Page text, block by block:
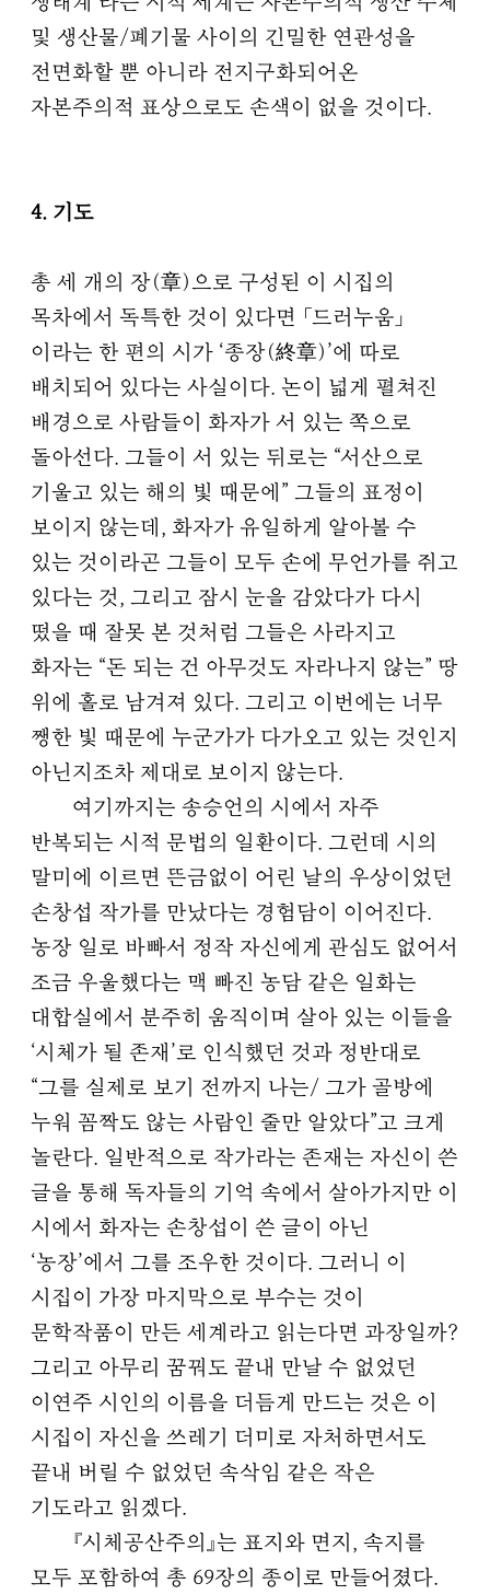
및 생산물/폐기물 사이의 긴밀한 연관성을
전면화할 뿐 아니라 전지구화되어온
자본주의적 표상으로도 손색이 없을 것이다.
4. 기도
총 세 개의 장(章)으로 구성된 이 시집의
목차에서 독특한 것이 있다면 「드러누움」
이라는 한 편의 시가 ‘종장(終章)’에 따로
배치되어 있다는 사실이다. 논이 넓게 펼쳐진
배경으로 사람들이 화자가 서 있는 쪽으로
돌아선다. 그들이 서 있는 뒤로는 “서산으로
기울고 있는 해의 빛 때문에” 그들의 표정이
보이지 않는데, 화자가 유일하게 알아볼 수
있는 것이라곤 그들이 모두 손에 무언가를 쥐고
있다는 것, 그리고 잠시 눈을 감았다가 다시
떴을 때 잘못 본 것처럼 그들은 사라지고
화자는 “돈 되는 건 아무것도 자라나지 않는” 땅
위에 홀로 남겨져 있다. 그리고 이번에는 너무
쨍한 빛 때문에 누군가가 다가오고 있는 것인지
아닌지조차 제대로 보이지 않는다.
여기까지는 송승언의 시에서 자주
반복되는 시적 문법의 일환이다. 그런데 시의
말미에 이르면 뜬금없이 어린 날의 우상이었던
손창섭 작가를 만났다는 경험담이 이어진다.
농장 일로 바빠서 정작 자신에게 관심도 없어서
조금 우울했다는 맥 빠진 농담 같은 일화는
대합실에서 분주히 움직이며 살아 있는 이들을
‘시체가 될 존재’로 인식했던 것과 정반대로
“그를 실제로 보기 전까지 나는/ 그가 골방에
누워 꼼짝도 않는 사람인 줄만 알았다”고 크게
놀란다. 일반적으로 작가라는 존재는 자신이 쓴
글을 통해 독자들의 기억 속에서 살아가지만 이
시에서 화자는 손창섭이 쓴 글이 아닌
‘농장’에서 그를 조우한 것이다. 그러니 이
시집이 가장 마지막으로 부수는 것이
문학작품이 만든 세계라고 읽는다면 과장일까?
그리고 아무리 꿈꿔도 끝내 만날 수 없었던
이연주 시인의 이름을 더듬게 만드는 것은 이
시집이 자신을 쓰레기 더미로 자처하면서도
끝내 버릴 수 없었던 속삭임 같은 작은
기도라고 읽겠다.
『시체공산주의』는 표지와 면지, 속지를
모두 포함하여 총 69장의 종이로 만들어졌다.